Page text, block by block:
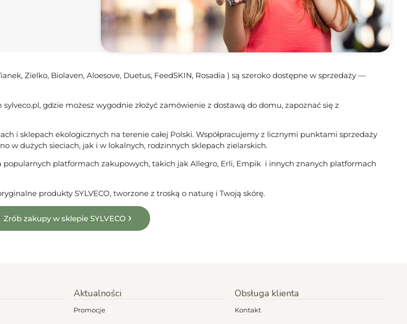
Zielko, Biolaven, Aloesove, Duetus, FeedSKIN, Rosadia ) są szeroko dostępne w sprzedaży —
gdzie możesz wygodnie złożyć zamówienie z dostawą do domu, zapoznać się z
i sklepach ekologicznych na terenie całej Polski. Współpracujemy z licznymi punktami sprzedaży
w dużych sieciach, jak i w lokalnych, rodzinnych sklepach zielarskich.
platformach zakupowych, takich jak Allegro, Erli, Empik i innych znanych platformach
produkty SYLVECO, tworzone z troską o naturę i Twoją skórę.
Zrób zakupy w sklepie SYLVECO
Aktualności
Promocje
Obsługa klienta
Kontakt